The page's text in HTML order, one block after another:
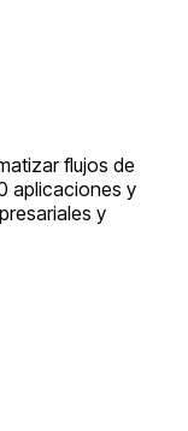
flujos de
aplicaciones y
y